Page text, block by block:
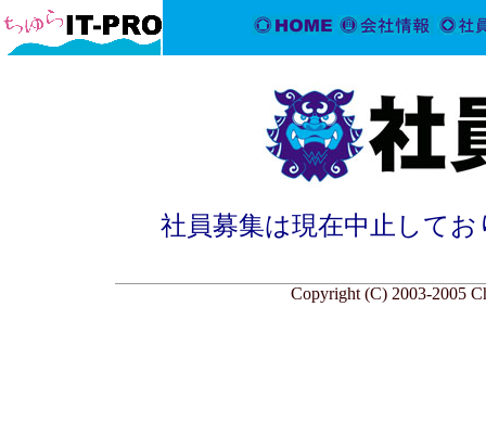
社員募集は現在中止してお
Copyright (C) 2003-2005